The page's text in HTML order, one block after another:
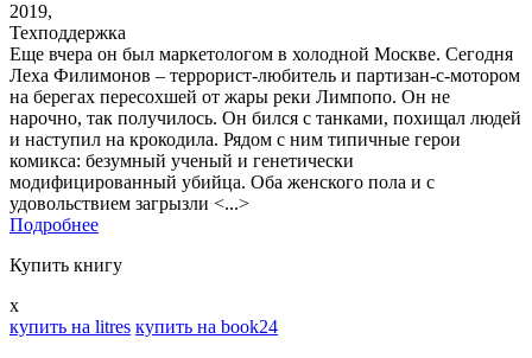
2019,
Техподдержка
Еще вчера он был маркетологом в холодной Москве. Сегодня
Леха Филимонов – террорист-любитель и партизан-с-мотором
на берегах пересохшей от жары реки Лимпопо. Он не
нарочно, так получилось. Он бился с танками, похищал людей
и наступил на крокодила. Рядом с ним типичные герои
комикса: безумный ученый и генетически
модифицированный убийца. Оба женского пола и с
удовольствием загрызли <...>
Подробнее
Купить книгу
x
купить на litres купить на book24